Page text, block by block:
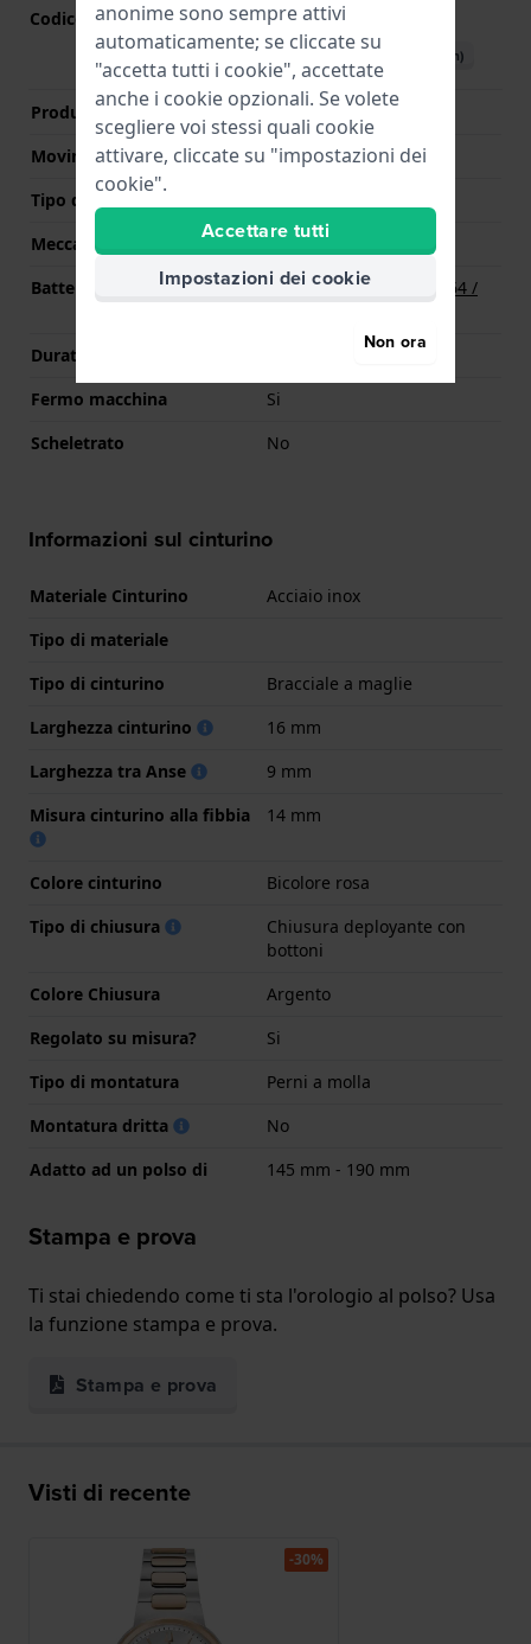
Codice Movimento GL32(Vedi specifiche
Scarica il manuale (English)
Produttore Movimento
Miyota
Movimento svizzero
No
Tipo di display
Meccanismo
Quarzo
Batteria
Batteria Renata R364 364 /
Durata della batteria
Fermo macchina
Si
Scheletrato
No
Informazioni sul cinturino
Materiale Cinturino
Acciaio inox
Tipo di materiale
Tipo di cinturino
Bracciale a maglie
Larghezza cinturino
16 mm
Larghezza tra Anse
9 mm
Misura cinturino alla fibbia
14 mm
Colore cinturino
Bicolore rosa
Tipo di chiusura
Chiusura deployante con
bottoni
Colore Chiusura
Argento
Regolato su misura?
Si
Tipo di montatura
Perni a molla
Montatura dritta
No
Adatto ad un polso di
145 mm - 190 mm
Stampa e prova
Ti stai chiedendo come ti sta l'orologio al polso? Usa
la funzione stampa e prova.
Stampa e prova
Visti di recente
-30%
anonime sono sempre attivi
automaticamente; se cliccate su
"accetta tutti i cookie", accettate
anche i cookie opzionali. Se volete
scegliere voi stessi quali cookie
attivare, cliccate su "impostazioni dei
cookie".
Accettare tutti
Impostazioni dei cookie
Non ora